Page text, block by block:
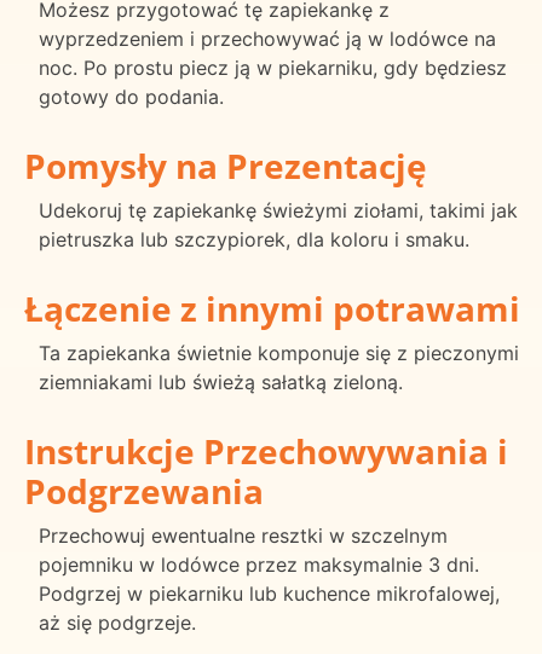
Możesz przygotować tę zapiekankę z
wyprzedzeniem i przechowywać ją w lodówce na
noc. Po prostu piecz ją w piekarniku, gdy będziesz
gotowy do podania.
Pomysły na Prezentację
Udekoruj tę zapiekankę świeżymi ziołami, takimi jak
pietruszka lub szczypiorek, dla koloru i smaku.
Łączenie z innymi potrawami
Ta zapiekanka świetnie komponuje się z pieczonymi
ziemniakami lub świeżą sałatką zieloną.
Instrukcje Przechowywania i
Podgrzewania
Przechowuj ewentualne resztki w szczelnym
pojemniku w lodówce przez maksymalnie 3 dni.
Podgrzej w piekarniku lub kuchence mikrofalowej,
aż się podgrzeje.